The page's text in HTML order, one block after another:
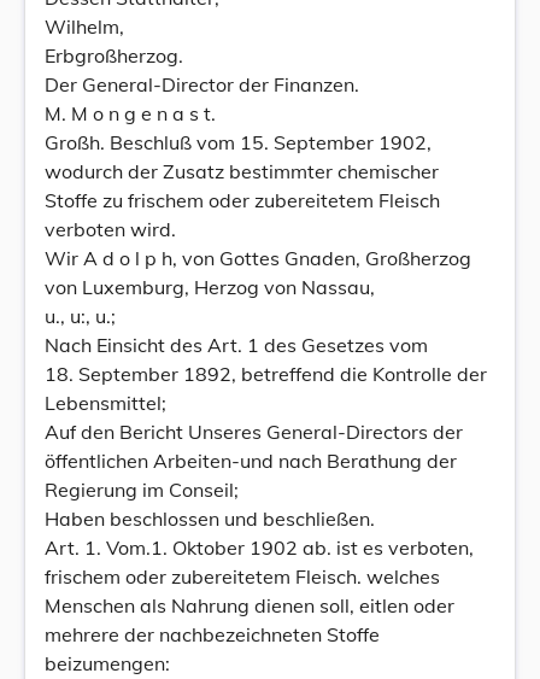
Wilhelm,
Erbgroßherzog.
Der General-Director der Finanzen.
M. M o n g e n a s t.
Großh. Beschluß vom 15. September 1902,
wodurch der Zusatz bestimmter chemischer
Stoffe zu frischem oder zubereitetem Fleisch
verboten wird.
Wir A d o l p h, von Gottes Gnaden, Großherzog
von Luxemburg, Herzog von Nassau,
u., u:, u.;
Nach Einsicht des Art. 1 des Gesetzes vom
18. September 1892, betreffend die Kontrolle der
Lebensmittel;
Auf den Bericht Unseres General-Directors der
öffentlichen Arbeiten-und nach Berathung der
Regierung im Conseil;
Haben beschlossen und beschließen.
Art. 1. Vom.1. Oktober 1902 ab. ist es verboten,
frischem oder zubereitetem Fleisch. welches
Menschen als Nahrung dienen soll, eitlen oder
mehrere der nachbezeichneten Stoffe
beizumengen: